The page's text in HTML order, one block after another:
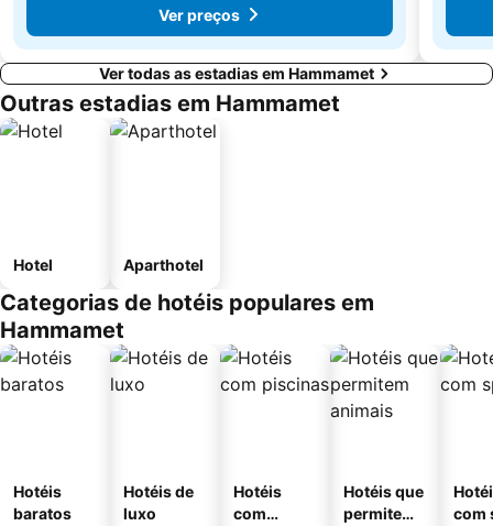
Ver preços
Ver todas as estadias em Hammamet
Outras estadias em Hammamet
Hotel Aparthotel
Categorias de hotéis populares em
Hammamet
Hotéis
baratos
Hotéis de
luxo
Hotéis
com
Hotéis que
permitem
com